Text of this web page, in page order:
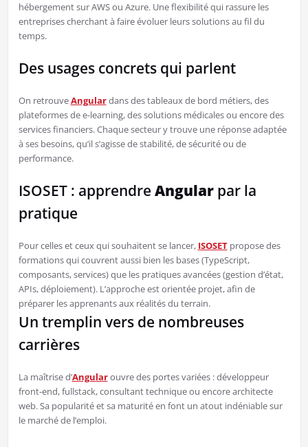
hébergement sur AWS ou Azure. Une flexibilité qui rassure les
entreprises cherchant à faire évoluer leurs solutions au fil du
temps.
Des usages concrets qui parlent
On retrouveAngulardans des tableaux de bord métiers, des
plateformes de e-learning, des solutions médicales ou encore des
services financiers. Chaque secteur y trouve une réponse adaptée
à ses besoins, qu’il s’agisse de stabilité, de sécurité ou de
performance.
ISOSET : apprendre Angularpar la
pratique
Pour celles et ceux qui souhaitent se lancer, ISOSETpropose des
formations qui couvrent aussi bien les bases (TypeScript,
composants, services) que les pratiques avancées (gestion d’état,
APIs, déploiement). L’approche est orientée projet, afin de
préparer les apprenants aux réalités du terrain.
Un tremplin vers de nombreuses
carrières
La maîtrise d’Angularouvre des portes variées : développeur
front-end, fullstack, consultant technique ou encore architecte
web. Sa popularité et sa maturité en font un atout indéniable sur
le marché de l’emploi.